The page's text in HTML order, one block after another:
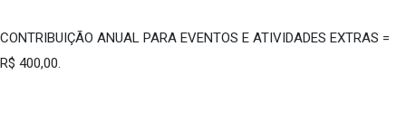
CONTRIBUIÇÃO ANUAL PARA EVENTOS E ATIVIDADES EXTRAS =
R$ 400,00.